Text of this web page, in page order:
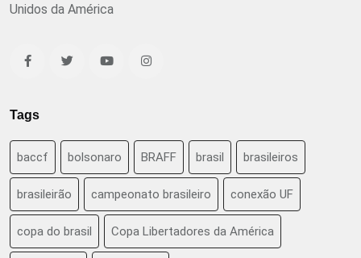
Unidos da América
Tags
baccf bolsonaro BRAFF brasil brasileiros
brasileirão campeonato brasileiro conexão UF
copa do brasil Copa Libertadores da América